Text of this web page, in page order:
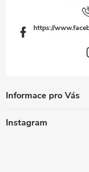
https://
Informace pro Vás
Instagram